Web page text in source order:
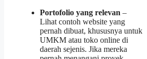
Portofolio yang relevan –
Lihat contoh website yang
pernah dibuat, khususnya untuk
UMKM atau toko online di
daerah sejenis. Jika mereka